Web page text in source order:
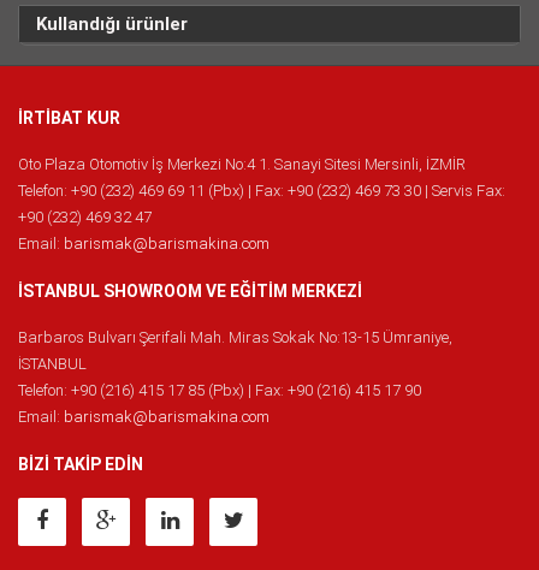
Kullandığı ürünler
İRTİBAT KUR
Oto Plaza Otomotiv İş Merkezi No:4 1. Sanayi Sitesi Mersinli, İZMİR
Telefon: +90 (232) 469 69 11 (Pbx) | Fax: +90 (232) 469 73 30 | Servis Fax:
+90 (232) 469 32 47
Email: barismak@barismakina.com
İSTANBUL SHOWROOM VE EĞİTİM MERKEZİ
Barbaros Bulvarı Şerifali Mah. Miras Sokak No:13-15 Ümraniye,
İSTANBUL
Telefon: +90 (216) 415 17 85 (Pbx) | Fax: +90 (216) 415 17 90
Email: barismak@barismakina.com
BİZİ TAKİP EDİN